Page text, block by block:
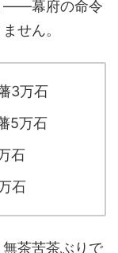
――幕府の命令
せん。
3万石
5万石
石
石
茶苦茶ぶりで